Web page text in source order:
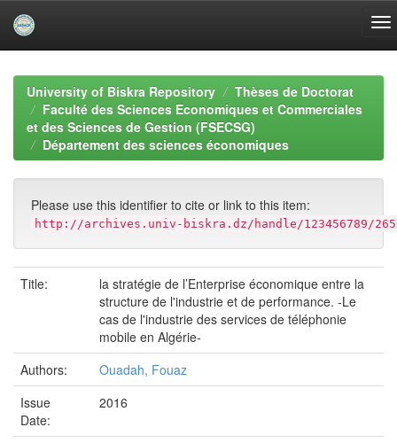
navigationUniversity of Biskra Repository
Thèses de Doctorat
Faculté des Sciences Economiques et Commerciales
et des Sciences de Gestion (FSECSG)
Département des sciences économiques
Please use this identifier to cite or link to this item:
http://archives.univ-biskra.dz/handle/123456789/
Title:
la stratégie de l’Enterprise économique entre la
structure de l'industrie et de performance. -Le
cas de l'industrie des services de téléphonie
mobile en Algérie-
Authors:
Ouadah, Fouaz
Issue
Date:
2016